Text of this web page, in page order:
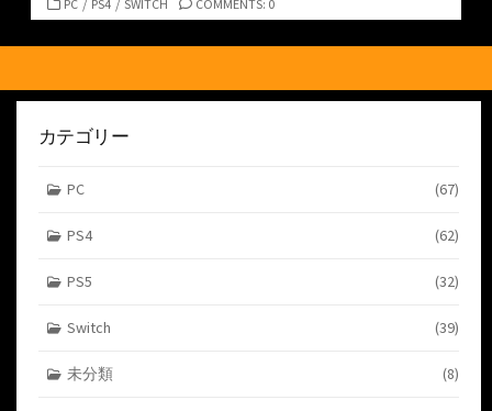
テ
ゴ
ー
PC / PS4 / SWITCH COMMENTS: 0
カテゴリー
PC (67)
PS4 (62)
PS5 (32)
Switch (39)
未分類 (8)